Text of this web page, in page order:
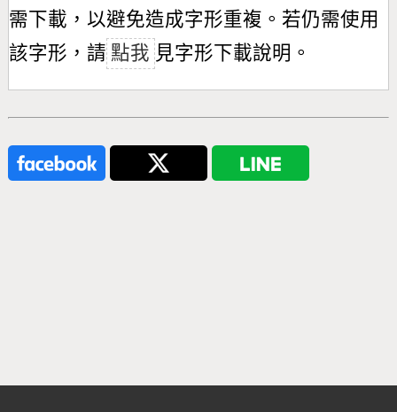
需下載，以避免造成字形重複。若仍需使用
該字形，請 點我 見字形下載說明。